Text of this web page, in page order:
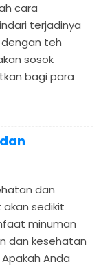
cara
terjadinya
teh
sosok
bagi para
dan
akan sedikit
minuman
dan kesehatan
Anda